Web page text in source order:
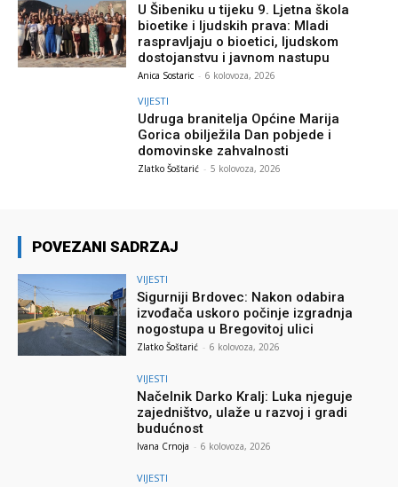
U Šibeniku u tijeku 9. Ljetna škola
bioetike i ljudskih prava: Mladi
raspravljaju o bioetici, ljudskom
dostojanstvu i javnom nastupu
Anica Sostaric - 6 kolovoza, 2026
VIJESTI
Udruga branitelja Općine Marija
Gorica obilježila Dan pobjede i
domovinske zahvalnosti
Zlatko Šoštarić - 5 kolovoza, 2026
POVEZANI SADRZAJ
VIJESTI
Sigurniji Brdovec: Nakon odabira
izvođača uskoro počinje izgradnja
nogostupa u Bregovitoj ulici
Zlatko Šoštarić - 6 kolovoza, 2026
VIJESTI
Načelnik Darko Kralj: Luka njeguje
zajedništvo, ulaže u razvoj i gradi
budućnost
Ivana Crnoja - 6 kolovoza, 2026
VIJESTI